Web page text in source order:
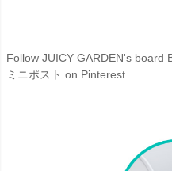
Follow JUICY GARDEN's board
ミニポスト on Pinterest.